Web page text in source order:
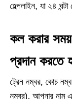
হেল্পলাইন, যা ২৪
কল করার
প্রদান করতে
ট্রেন নম্বর, কোচ
নম্বর), আপনার নাম